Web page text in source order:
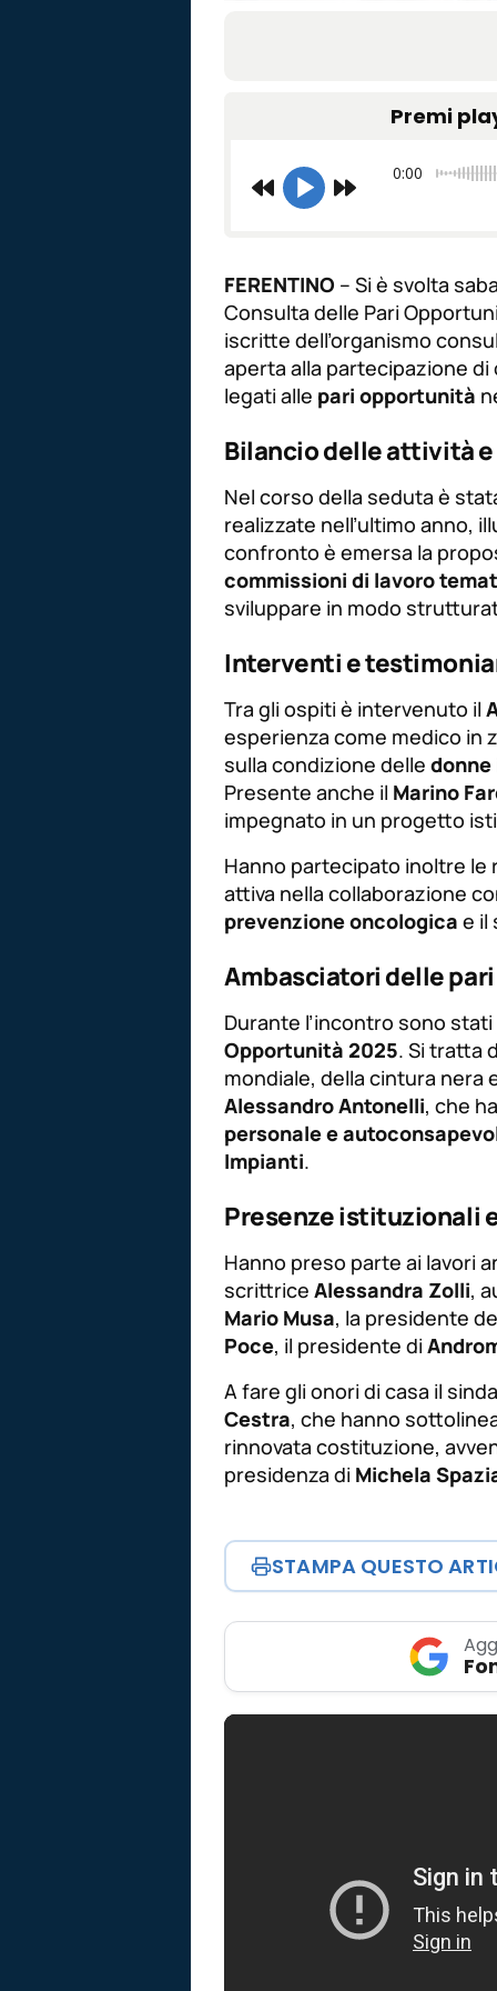
Premi
0:00
FERENTINO – Si è svolta
Consulta delle Pari
iscritte dell’organismo
aperta alla partecipazione
legati alle pari opportunità
Bilancio delle attività
Nel corso della seduta è
realizzate nell’ultimo anno,
confronto è emersa la
commissioni di lavoro
sviluppare in modo
Interventi e
Tra gli ospiti è intervenuto il
esperienza come medico in
sulla condizione delle donne
Presente anche il Marino
impegnato in un progetto
Hanno partecipato inoltre le
attiva nella collaborazione
prevenzione oncologica e il
Ambasciatori delle
Durante l’incontro sono
Opportunità 2025. Si tratta
mondiale, della cintura nera
Alessandro Antonelli, che
personale e
Impianti.
Presenze istituzionali
Hanno preso parte ai lavori
scrittrice Alessandra Zolli,
Mario Musa, la presidente
Poce, il presidente di
A fare gli onori di casa il
Cestra, che hanno
rinnovata costituzione,
presidenza di Michela
STAMPA QUESTO